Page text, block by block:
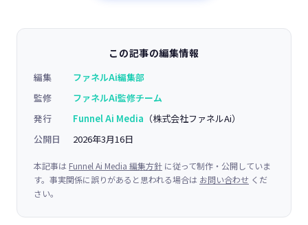
この記事の編集情報
編集
ファネルAi編集部
監修
ファネルAi監修チーム
発行
Funnel Ai Media （株式会社ファネルAi）
公開日
2026年3月16日
本記事は Funnel Ai Media 編集方針 に従って制作・公開していま
す。事実関係に誤りがあると思われる場合は お問い合わせ くだ
さい。